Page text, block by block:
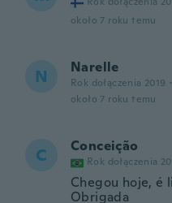
około 7 roku temu
N Narelle
Rok dołączenia 2019 ·
około 7 roku temu
C Conceição
Rok dołączenia
Chegou hoje, é
Obrigada